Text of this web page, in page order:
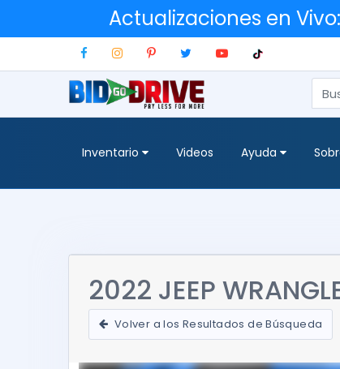
Actualizaciones en
Inventario Videos Ayuda
2022 JEEP
Volver a los Resultados de Búsqueda